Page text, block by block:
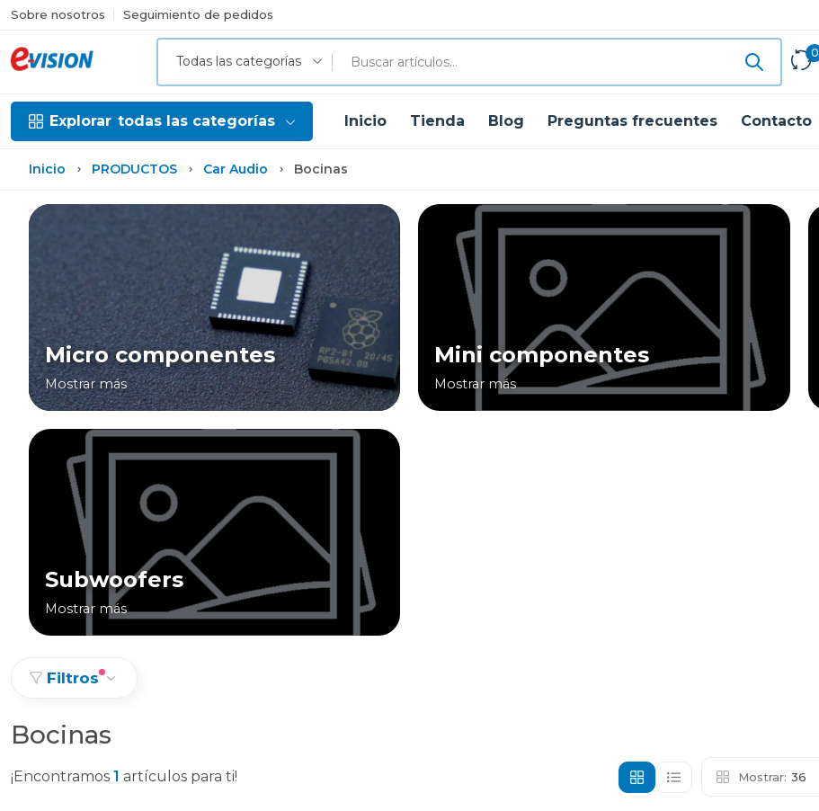
Sobre nosotros Seguimiento de pedidos
Todas las categorías
0
Explorar todas las categorías Inicio Tienda Blog Preguntas frecuentes Contacto
Inicio PRODUCTOS Car Audio Bocinas
Micro componentes
Mostrar más
Mini componentes
Mostrar más
Subwoofers
Mostrar más
Filtros
Bocinas
¡Encontramos 1 artículos para ti! Mostrar: 36